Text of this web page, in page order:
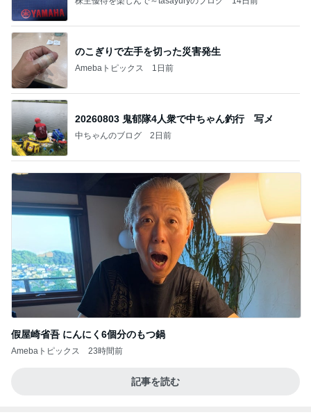
のこぎりで左手を切った災害発生
Amebaトピックス 1日前
20260803 鬼郁隊4人衆で中ちゃん釣行 写メ
中ちゃんのブログ 2日前
假屋崎省吾 にんにく6個分のもつ鍋
Amebaトピックス 23時間前
記事を読む